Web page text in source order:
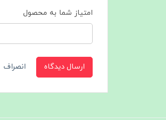
امتیاز شما به محصول
ارسال دیدگاه انصراف